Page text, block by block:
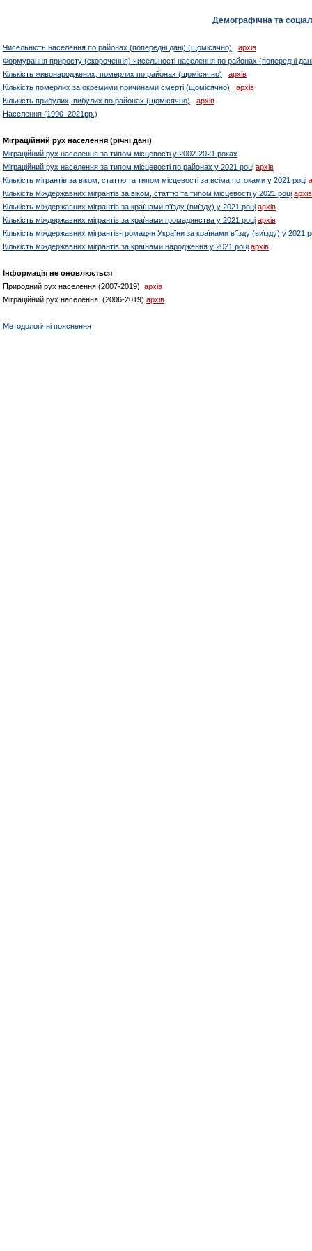
Демографічна та
Чисельність населення по районах (попередні дані) (щомісячно)
архів
Формування приросту (скорочення) чисельності населення по районах (попередні
Кількість живонароджених, померлих по районах (щомісячно)
архів
Кількість померлих за окремими причинами смерті (щомісячно)
архів
Кількість прибулих, вибулих по районах (щомісячно)
архів
Населення (1990–2021рр.)
Міграційний рух населення (річні дані)
Міграційний рух населення за типом місцевості у 2002-2021 роках
Міграційний рух населення за типом місцевості по районах у 2021 році архів
Кількість мігрантів за віком, статтю та типом місцевості за всіма потоками у 2021 році
Кількість міждержавних мігрантів за віком, статтю та типом місцевості у 2021 році архів
Кількість міждержавних мігрантів за країнами в'їзду (виїзду) у 2021 році архів
Кількість міждержавних мігрантів за країнами громадянства у 2021 році архів
Кількість міждержавних мігрантів-громадян України за країнами в'їзду (виїзду) у 2021
Кількість міждержавних мігрантів за країнами народження у 2021 році архів
Інформація не оновлюється
Природний рух населення (2007-2019) архів
Міграційний рух населення (2006-2019) архів
Методологічні пояснення